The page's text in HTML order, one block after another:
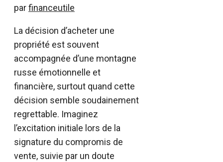
parfinanceutile
La décision d’acheter une
propriété est souvent
accompagnée d’une montagne
russe émotionnelle et
financière, surtout quand cette
décision semble soudainement
regrettable. Imaginez
l’excitation initiale lors de la
signature du compromis de
vente, suivie par un doute